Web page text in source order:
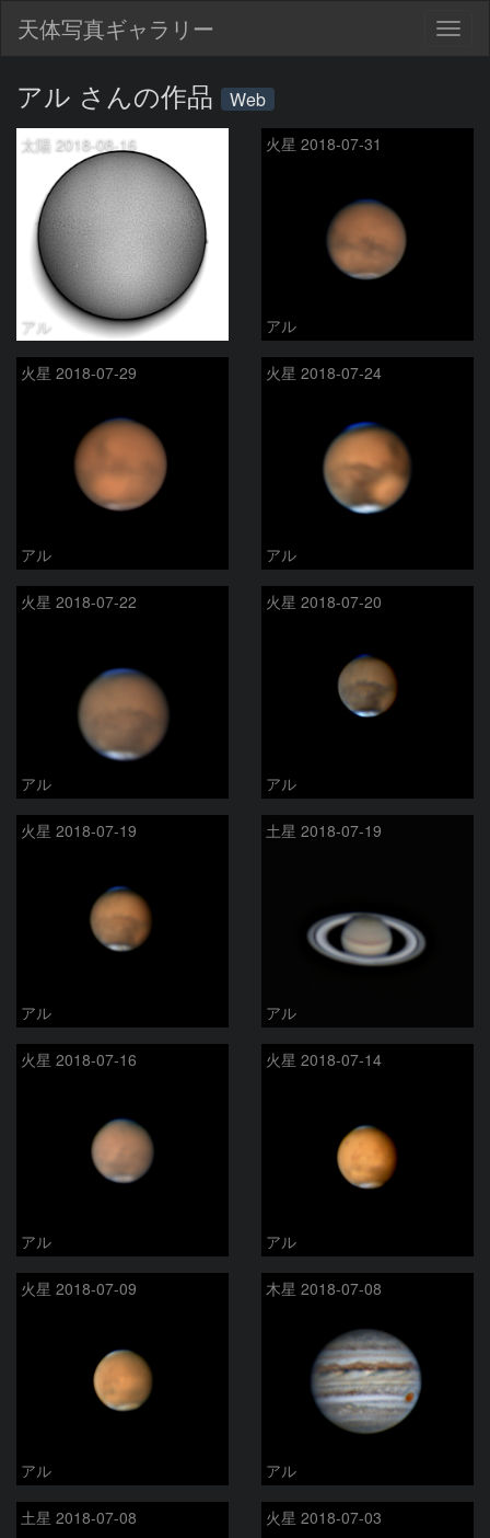
天体写真ギャラリー
アル さんの作品 Web
太陽 2018-08-16
アル
火星 2018-07-31
アル
火星 2018-07-29
アル
火星 2018-07-24
アル
火星 2018-07-22
アル
火星 2018-07-20
アル
火星 2018-07-19
アル
土星 2018-07-19
アル
火星 2018-07-16
アル
火星 2018-07-14
アル
火星 2018-07-09
アル
木星 2018-07-08
アル
土星 2018-07-08 火星 2018-07-03